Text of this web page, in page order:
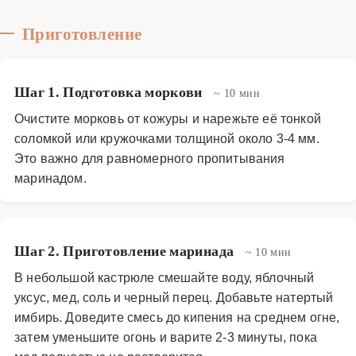
Приготовление
Шаг 1. Подготовка моркови ~ 10 мин
Очистите морковь от кожуры и нарежьте её тонкой
соломкой или кружочками толщиной около 3-4 мм.
Это важно для равномерного пропитывания
маринадом.
Шаг 2. Приготовление маринада ~ 10 мин
В небольшой кастрюле смешайте воду, яблочный
уксус, мед, соль и черный перец. Добавьте натертый
имбирь. Доведите смесь до кипения на среднем огне,
затем уменьшите огонь и варите 2-3 минуты, пока